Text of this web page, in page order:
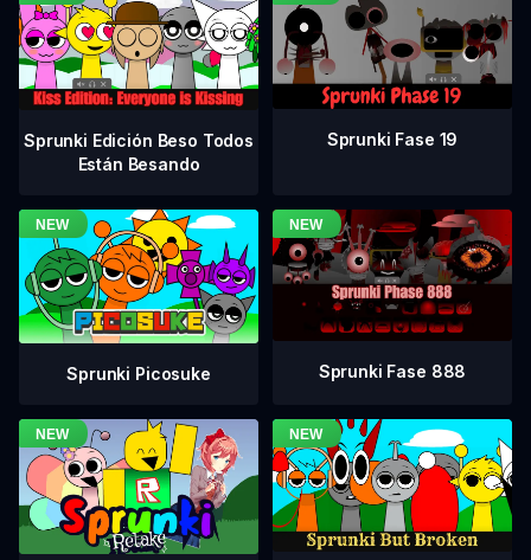
Sprunki Edición Beso Todos
Están Besando
Sprunki Fase 19
Sprunki Picosuke Sprunki Fase 888